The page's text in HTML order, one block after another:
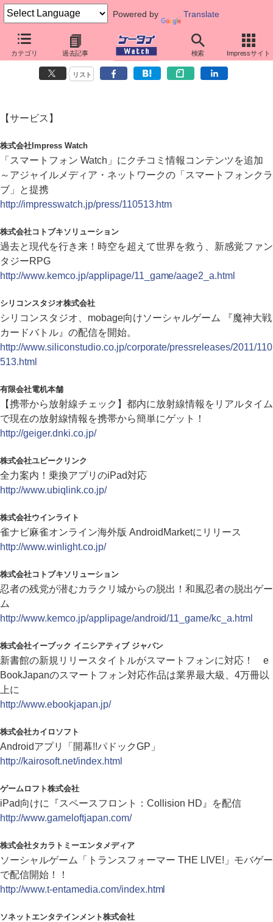
Powered by Translate
カテゴリ 過去記事 検索 Impressサイト
ダイジェストニュース（2011年5月13日）
リスト
【サービス】
株式会社Impress Watch
「スマートフォン Watch」にクチコミ情報コンテンツを追加
～アジャイルメディア・ネットワークの「スマートフォンクラ
ブ」と提携
http://impresswatch.jp/press/110513.htm
株式会社コトブキソリューション
過去と現代を行き来！時空を超えて世界を救う、新感覚ファン
タジーRPG
http://www.kemco.jp/applipage/11_game/aage2_a.html
シリコンスタジオ株式会社
シリコンスタジオ、mobage向けソーシャルゲーム 『魔神大戦
カードバトル』の配信を開始。
http://www.siliconstudio.co.jp/corporate/pressreleases/2011/110
513.html
有限会社電机本舗
【携帯から放射線チェック】都内に放射線情報をリアルタイム
で現在の放射線情報を携帯から簡単にゲット！
http://geiger.dnki.co.jp/
株式会社ユビークリンク
全力案内！乗換アプリのiPad対応
http://www.ubiqlink.co.jp/
株式会社ウインライト
雀ナビ麻雀オンライン海外版 AndroidMarketにリリース
http://www.winlight.co.jp/
株式会社コトブキソリューション
忍者の残党が潜むカラクリ城からの脱出！和風忍者の脱出ゲー
ム
http://www.kemco.jp/applipage/android/11_game/kc_a.html
株式会社イーブック イニシアティブ ジャパン
新書館の新規リリースタイトルがスマートフォンに対応！ e
BookJapanのスマートフォン対応作品は業界最大級、4万冊以
上に
http://www.ebookjapan.jp/
株式会社カイロソフト
Androidアプリ「開幕!!パドックGP」
http://kairosoft.net/index.html
ゲームロフト株式会社
iPad向けに『スペースフロント：Collision HD』を配信
http://www.gameloftjapan.com/
株式会社タカラトミーエンタメディア
ソーシャルゲーム「トランスフォーマー THE LIVE!」モバゲー
で配信開始！！
http://www.t-entamedia.com/index.html
ソネットエンタテインメント株式会社